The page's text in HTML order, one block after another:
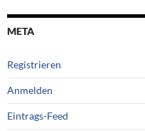
META
Registrieren
Anmelden
Eintrags-Feed